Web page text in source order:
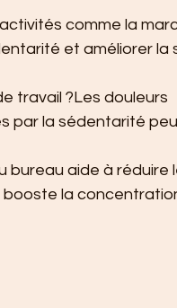
comme la
et améliorer la
travail ?Les douleurs
par la sédentarité
bureau aide à réduire
booste la